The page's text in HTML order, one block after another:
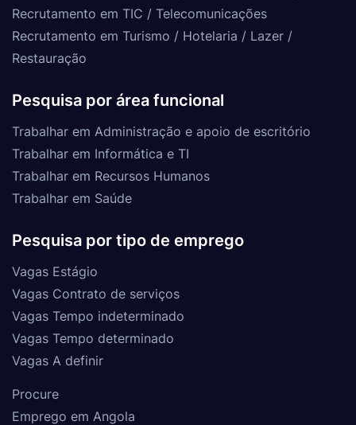
Recrutamento em TIC / Telecomunicações
Recrutamento em Turismo / Hotelaria / Lazer /
Restauração
Pesquisa por área funcional
Trabalhar em Administração e apoio de escritório
Trabalhar em Informática e TI
Trabalhar em Recursos Humanos
Trabalhar em Saúde
Pesquisa por tipo de emprego
Vagas Estágio
Vagas Contrato de serviços
Vagas Tempo indeterminado
Vagas Tempo determinado
Vagas A definir
Procure
Emprego em Angola